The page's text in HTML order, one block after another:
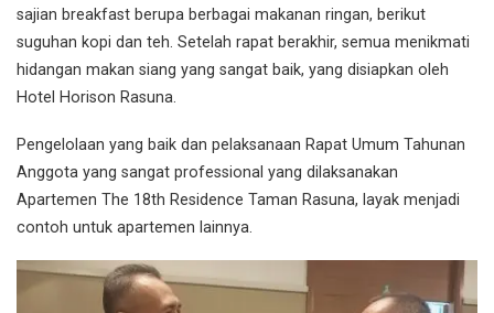
sajian breakfast berupa berbagai makanan ringan, berikut
suguhan kopi dan teh. Setelah rapat berakhir, semua menikmati
hidangan makan siang yang sangat baik, yang disiapkan oleh
Hotel Horison Rasuna.
Pengelolaan yang baik dan pelaksanaan Rapat Umum Tahunan
Anggota yang sangat professional yang dilaksanakan
Apartemen The 18th Residence Taman Rasuna, layak menjadi
contoh untuk apartemen lainnya.